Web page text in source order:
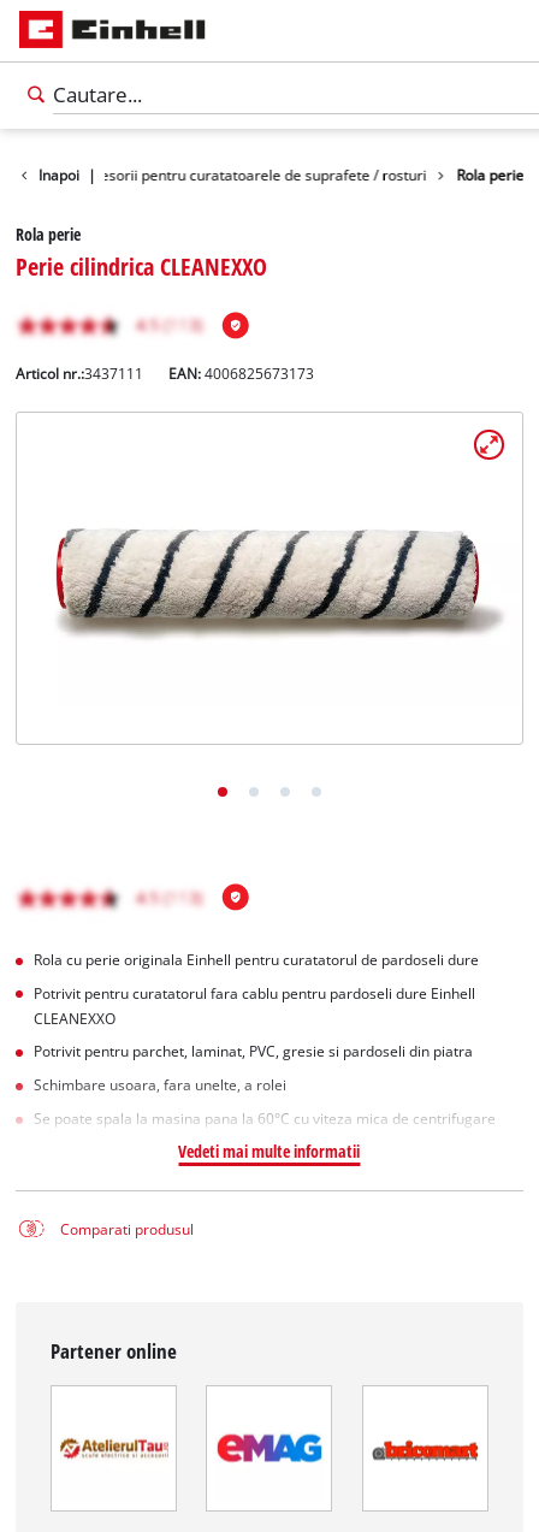
Română
RORomână
Inapoi |
Accesorii pentru curatatoarele de suprafete / rosturi Rola perie
Rola perie
Perie cilindrica CLEANEXXO
Articol nr.:3437111 EAN:4006825673173
Rola cu perie originala Einhell pentru curatatorul de pardoseli dure
Potrivit pentru curatatorul fara cablu pentru pardoseli dure Einhell
CLEANEXXO
Potrivit pentru parchet, laminat, PVC, gresie si pardoseli din piatra
Schimbare usoara, fara unelte, a rolei
Se poate spala la masina pana la 60°C cu viteza mica de centrifugare
Vedeti mai multe informatii
Comparati produsul
Partener online